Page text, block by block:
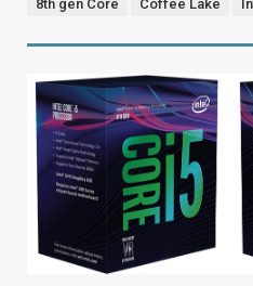
8th gen Core Coffee Lake